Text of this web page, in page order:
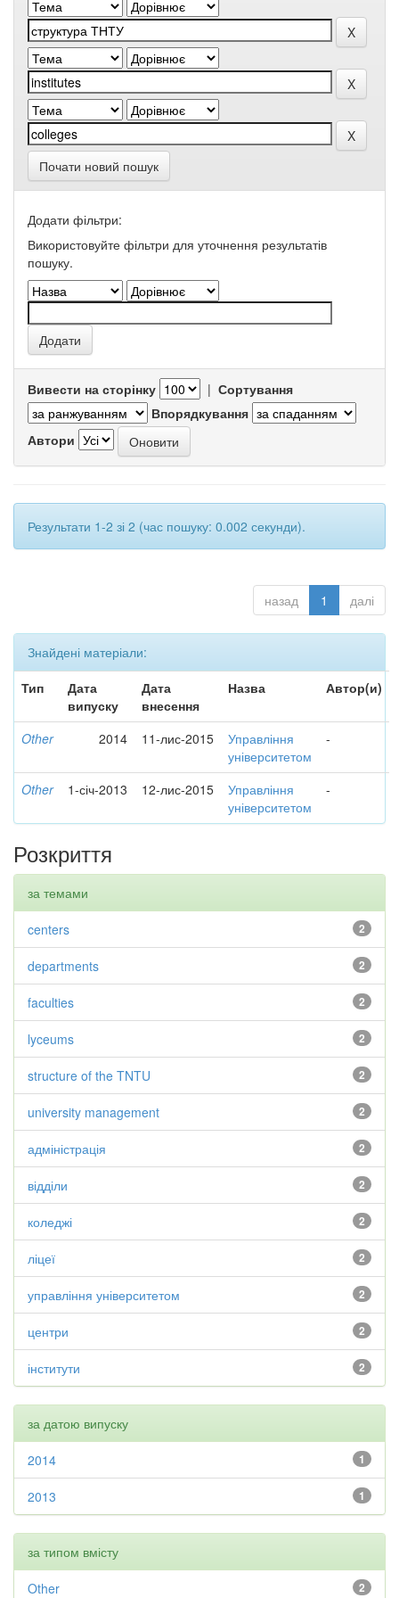
Почати новий пошук
Додати фільтри:
Використовуйте фільтри для уточнення результатів
пошуку.
Вивести на сторінку | Сортування
Впорядкування
Автори
Результати 1-2 зі 2 (час пошуку: 0.002 секунди).
назад 1 далі
Знайдені матеріали:
Тип
Дата
випуску
Дата
внесення
Назва Автор(и)
Other 2014 11-лис-2015
Управління
університетом
-
Other 1-січ-2013 12-лис-2015
Управління
університетом
-
Розкриття
за темами
2
centers
2
departments
2
faculties
2
lyceums
2
structure of the TNTU
2
university management
2
адміністрація
2
відділи
2
коледжі
2
ліцеї
2
управління університетом
2
центри
2
інститути
за датою випуску
1
2014
1
2013
за типом вмісту
2
Other